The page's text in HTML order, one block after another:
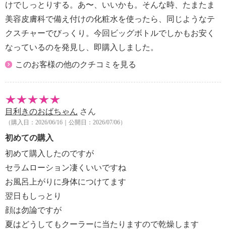
けでしっとりする。あ〜、いいかも。そんな時、たまたま
美容皮膚科で備え付けの化粧水を使ったら、同じようなテ
クスチャーでびっくり。今回ビッグボトルでしかもお安く
なっているのを発見し、即購入しました。
このお客様の他のクチコミを見る
目利きのおばちゃん さん
（購入日：2026/06/16｜公開日：2026/07/06）
初めての購入
初めて購入したのですが
セラムローション凄くいいですね
お風呂上がりに身体につけてます
翌日もしっとり
顔は勿論ですが
夏はどうしてもクーラーに当たりますので乾燥します